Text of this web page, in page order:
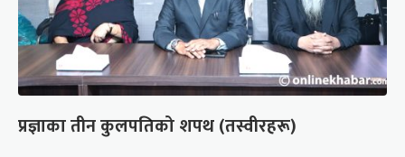
प्रज्ञाका तीन कुलपतिको शपथ (तस्वीरहरू)